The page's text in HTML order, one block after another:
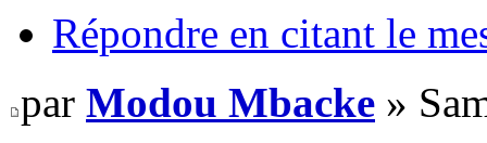
Répondre en citant le
par Modou Mbacke »